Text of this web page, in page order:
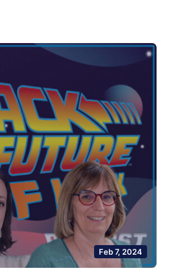
Feb 7, 2024